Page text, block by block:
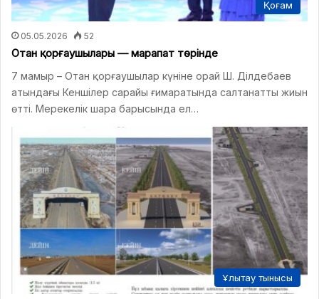
Қоғам
05.05.2026 52
Отан қорғаушылары — марапат төрінде
7 мамыр – Отан қорғаушылар күніне орай Ш. Ділдебаев
атындағы Кеншілер сарайы ғимаратында салтанатты жиын
өтті. Мерекелік шара барысында ел…
Ұлытау тынысы